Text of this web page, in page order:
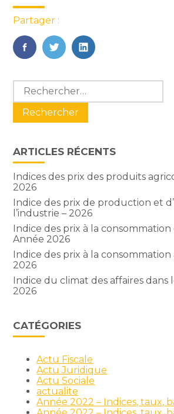
Partager :
FaceBook
TwitterLinkedIn
Blog
sidebar
Rechercher :
ARTICLES RÉCENTS
Indices des prix des produits
2026
Indice des prix de production et
l’industrie – 2026
Indice des prix à la
Année 2026
Indice des prix à la consommation
2026
Indice du climat des affaires dans
2026
CATÉGORIES
Actu Fiscale
Actu Juridique
Actu Sociale
actualite
Année 2022 – Indices, taux,